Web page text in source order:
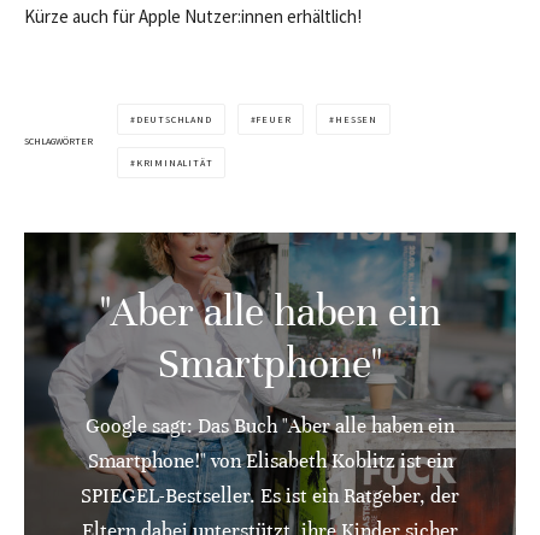
Kürze auch für Apple Nutzer:innen erhältlich!
SCHLAGWÖRTER
DEUTSCHLAND FEUER HESSEN
KRIMINALITÄT
"Aber alle haben ein
Smartphone"
Google sagt: Das Buch "Aber alle haben ein
Smartphone!" von Elisabeth Koblitz ist ein
SPIEGEL-Bestseller. Es ist ein Ratgeber, der